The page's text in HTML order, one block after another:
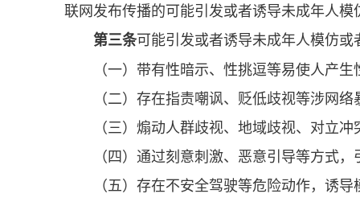
联网发布传播的可能引发或者诱导未成年人
第三条可能引发或者诱导未成年人模仿
（一）带有性暗示、性挑逗等易使人产
（二）存在指责嘲讽、贬低歧视等涉网
（三）煽动人群歧视、地域歧视、对立
（四）通过刻意刺激、恶意引导等方式
（五）存在不安全驾驶等危险动作，诱